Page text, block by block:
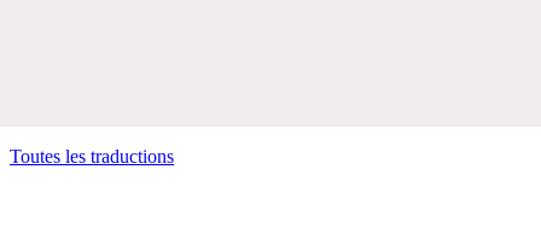
Toutes les traductions